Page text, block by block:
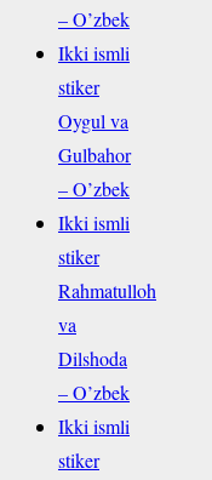
– O’zbek
Ikki ismli
stiker
Oygul va
Gulbahor
– O’zbek
Ikki ismli
stiker
Rahmatulloh
va
Dilshoda
– O’zbek
Ikki ismli
stiker